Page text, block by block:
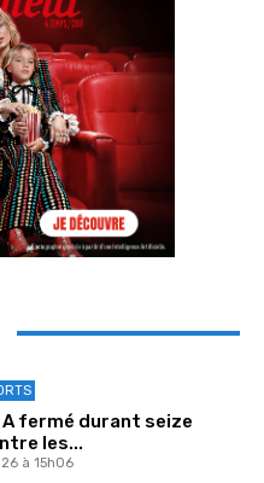
A fermé durant seize
les...
à 15h06